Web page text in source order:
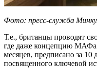
Фото: пресс-служба
Т.е., британцы проводят
где даже концепцию МАФа
месяцев, предписано за
посвященного ключевой